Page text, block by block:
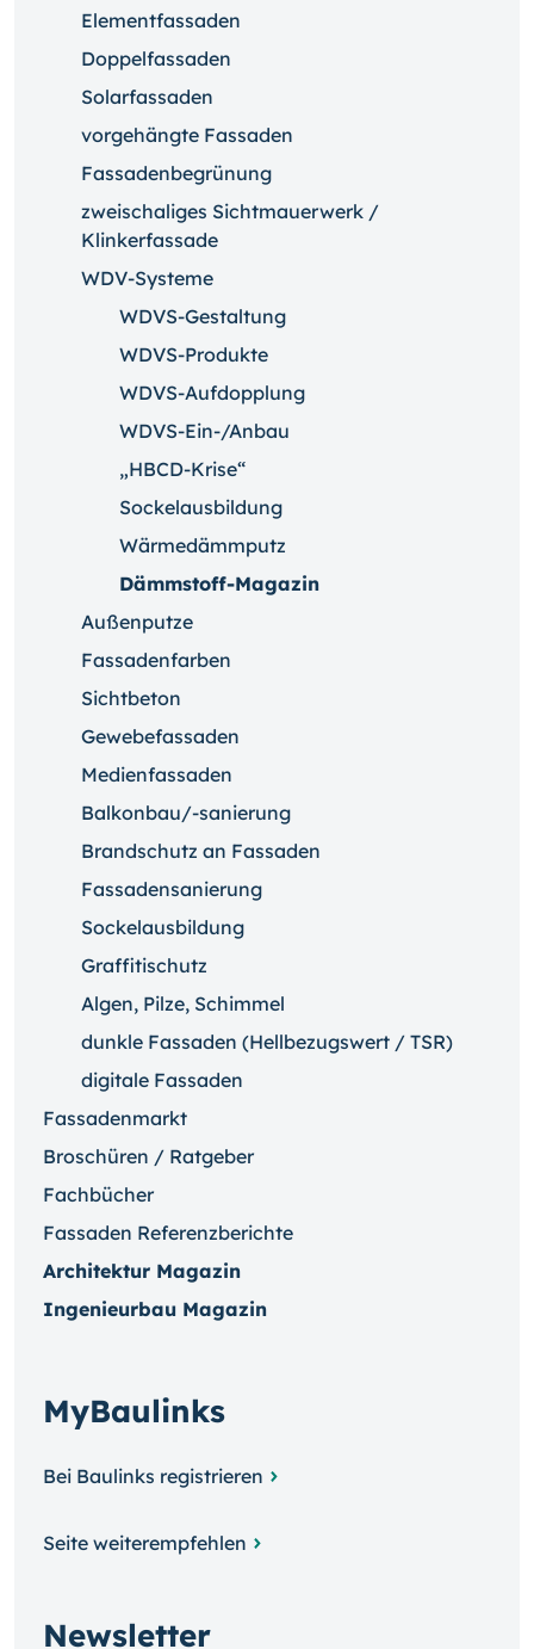
Elementfassaden
Doppelfassaden
Solarfassaden
vorgehängte Fassaden
Fassadenbegrünung
zweischaliges Sichtmauerwerk /
Klinkerfassade
WDV-Systeme
WDVS-Gestaltung
WDVS-Produkte
WDVS-Aufdopplung
WDVS-Ein-/Anbau
„HBCD-Krise“
Sockelausbildung
Wärmedämmputz
Dämmstoff-Magazin
Außenputze
Fassadenfarben
Sichtbeton
Gewebefassaden
Medienfassaden
Balkonbau/-sanierung
Brandschutz an Fassaden
Fassadensanierung
Sockelausbildung
Graffitischutz
Algen, Pilze, Schimmel
dunkle Fassaden (Hellbezugswert / TSR)
digitale Fassaden
Fassadenmarkt
Broschüren / Ratgeber
Fachbücher
Fassaden Referenzberichte
Architektur Magazin
Ingenieurbau Magazin
MyBaulinks
Bei Baulinks registrieren
Seite weiterempfehlen
Newsletter